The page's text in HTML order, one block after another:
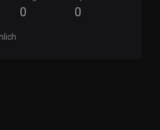
0 0